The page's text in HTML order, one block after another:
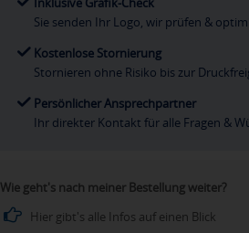
Sie senden Ihr Logo, wir prüfen &
Kostenlose Stornierung
Stornieren ohne Risiko bis zur
Persönlicher Ansprechpartner
Ihr direkter Kontakt für alle Fragen &
Wie geht's nach meiner Bestellung weiter?
Hier gibt's alle Infos auf einen Blick